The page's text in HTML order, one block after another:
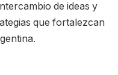
de ideas y
que fortalezcan